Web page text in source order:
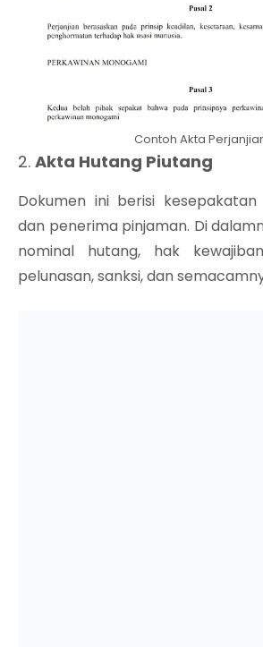
Contoh Akta
2. Akta Hutang Piutang
Dokumen ini berisi
dan penerima pinjaman. Di
nominal hutang, hak
pelunasan, sanksi, dan